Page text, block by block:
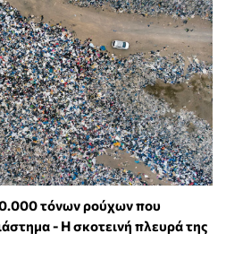
τόνων ρούχων που
- Η σκοτεινή πλευρά της